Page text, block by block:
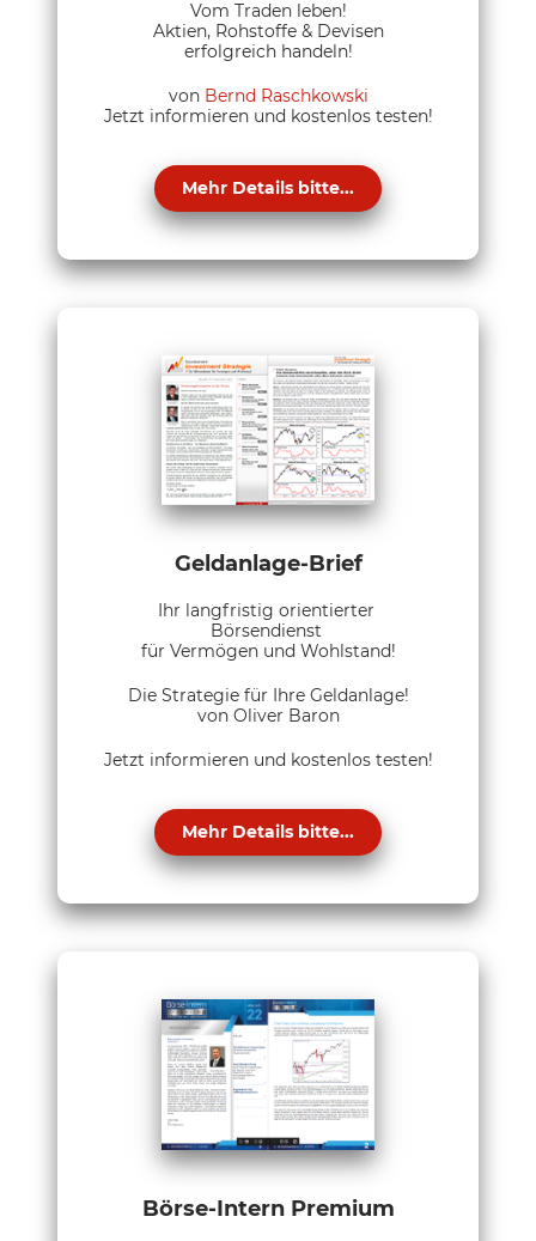
Vom Traden leben!
Aktien, Rohstoffe & Devisen
erfolgreich handeln!
von Bernd Raschkowski
Jetzt informieren und kostenlos testen!
Mehr Details bitte...
Geldanlage-Brief
Ihr langfristig orientierter
Börsendienst
für Vermögen und Wohlstand!
Die Strategie für Ihre Geldanlage!
von Oliver Baron
Jetzt informieren und kostenlos testen!
Mehr Details bitte...
Börse-Intern Premium